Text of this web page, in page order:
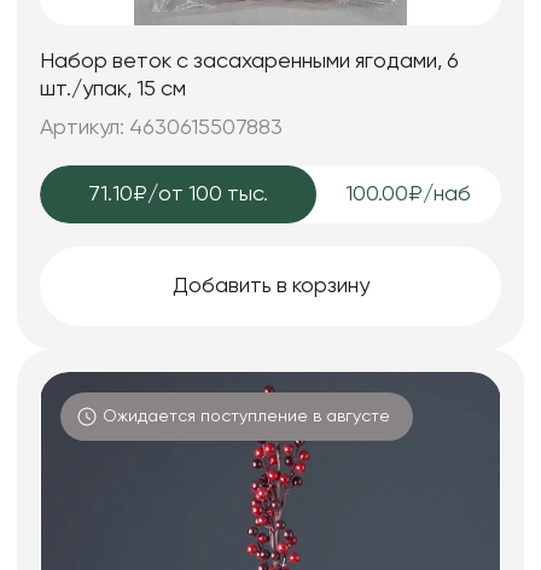
Набор веток с засахаренными ягодами, 6
шт./упак, 15 см
Артикул: 4630615507883
71.10₽/от 100 тыс. 100.00₽/наб
Добавить в корзину
Ожидается поступление в августе